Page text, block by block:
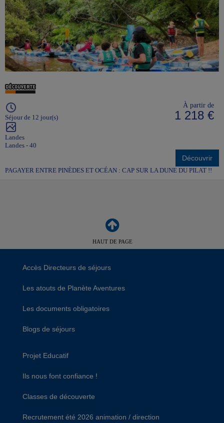
Séjour de 12 jour(s)
Landes
Landes - 40
À partir de
1 218 €
Découvrir
PAGAYER ENTRE PINÈDES ET OCÉAN : CAP SUR LA DUNE DU PILAT !!
HAUT DE PAGE
Accès Directeurs de séjours
Les atouts de Planète Aventures
Les documents obligatoires
Blogs de séjours
Projet Educatif
Ils nous font confiance !
Classes de découverte
Recrutement été 2026 animation / direction